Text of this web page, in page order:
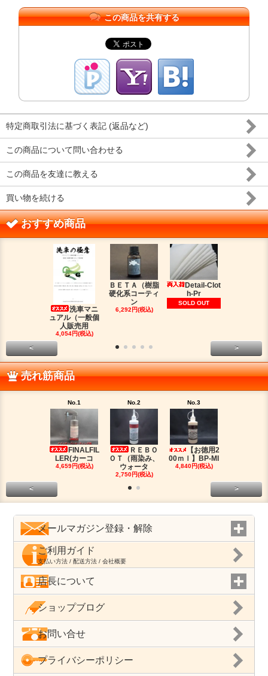
この商品を共有する
特定商取引法に基づく表記 (返品など)
この商品について問い合わせる
この商品を友達に教える
買い物を続ける
おすすめ商品
洗車マニ
ュアル（一般個
人販売用
4,054円(税込)
ＢＥＴＡ（樹脂
硬化系コーティ
ン
6,292円(税込)
Detail-Clot
h-Pr
SOLD OUT
< >
売れ筋商品
No.1
FINALFIL
LER(カーコ
4,659円(税込)
No.2
ＲＥＢＯ
ＯＴ（雨染み、
ウォータ
2,750円(税込)
No.3
【お徳用2
00ｍｌ】BP-MI
4,840円(税込)
< >
メールマガジン登録・解除
ご利用ガイド
支払い方法 / 配送方法 / 会社概要
店長について
ショップブログ
お問い合せ
プライバシーポリシー